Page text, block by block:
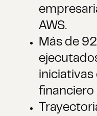
AWS.
Más de
financiero